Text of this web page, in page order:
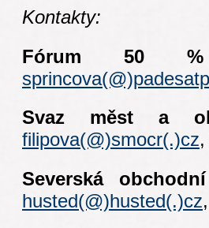
Kontakty:
Fórum 50
Svaz měst a
filipova(@)smocr(.)cz
Severská
husted(@)husted(.)cz